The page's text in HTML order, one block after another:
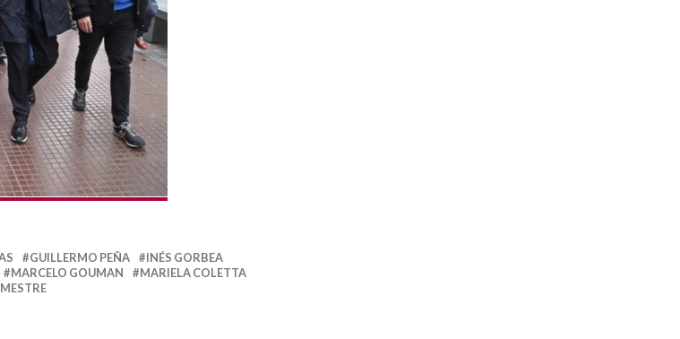
GUILLERMO PEÑA
INÉS GORBEA
MARCELO GOUMAN
MARIELA COLETTA